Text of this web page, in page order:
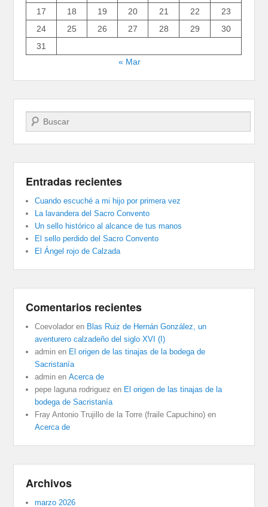
17 18 19 20 21 22
23
24
25 26 27 28 29
30
31
« Mar
Buscar
Entradas recientes
Cuando escuché a mi hijo por primera vez
La lavandera del Sacro Convento
Un sello histórico al alcance de tus manos
El sello perdido del Sacro Convento
El Ángel rojo de Calzada
Comentarios recientes
Coevolador en Blas Ruiz de Hernán González, un
aventurero calzadeño del siglo XVI (I)
admin en El origen de las tinajas de la bodega de
Sacristanía
admin enAcerca de
pepe laguna rodriguez en El origen de las tinajas de la
bodega de Sacristanía
Fray Antonio Trujillo de la Torre (fraile Capuchino) en
Acerca de
Archivos
marzo 2026